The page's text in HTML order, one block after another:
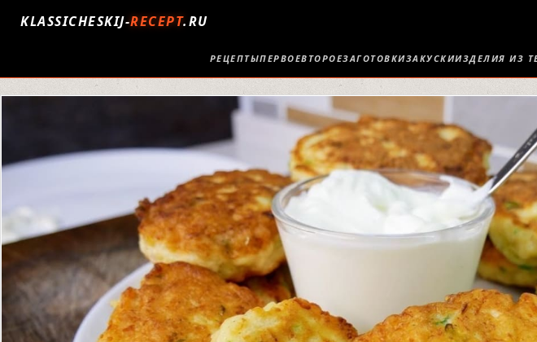
KLASSICHESKIJ-RECEPT.RU
РЕЦЕПТЫПЕРВОЕВТОРОЕЗАГОТОВКИЗАКУСКИИЗДЕЛИЯ ИЗ